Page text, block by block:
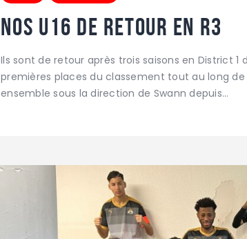
Nos U16 de retour en R3
Ils sont de retour après trois saisons en District 1
premières places du classement tout au long de
ensemble sous la direction de Swann depuis…